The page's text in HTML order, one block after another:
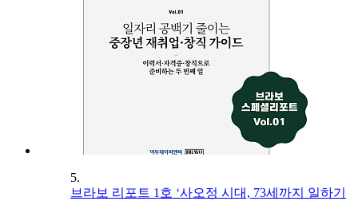
5.
브라보 리포트 1호 ‘사오정 시대, 73세까지 일하기